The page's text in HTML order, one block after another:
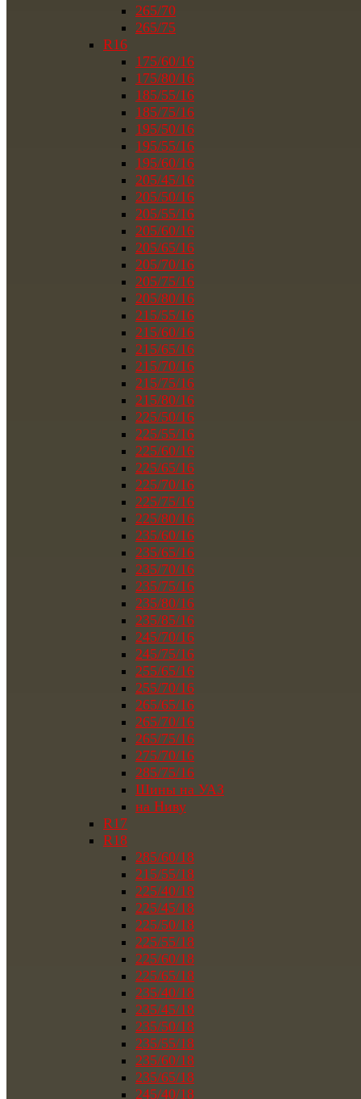
265/70
265/75
R16
175/60/16
175/80/16
185/55/16
185/75/16
195/50/16
195/55/16
195/60/16
205/45/16
205/50/16
205/55/16
205/60/16
205/65/16
205/70/16
205/75/16
205/80/16
215/55/16
215/60/16
215/65/16
215/70/16
215/75/16
215/80/16
225/50/16
225/55/16
225/60/16
225/65/16
225/70/16
225/75/16
225/80/16
235/60/16
235/65/16
235/70/16
235/75/16
235/80/16
235/85/16
245/70/16
245/75/16
255/65/16
255/70/16
265/65/16
265/70/16
265/75/16
275/70/16
285/75/16
Шины на УАЗ
на Ниву
R17
R18
285/60/18
215/55/18
225/40/18
225/45/18
225/50/18
225/55/18
225/60/18
225/65/18
235/40/18
235/45/18
235/50/18
235/55/18
235/60/18
235/65/18
245/40/18